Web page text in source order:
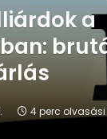
a
4 perc